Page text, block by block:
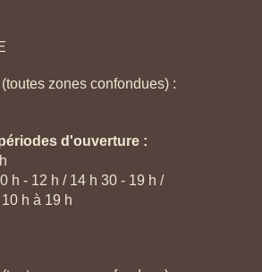
zones confondues) :
d'ouverture :
h - 12 h / 14 h 30 - 19 h /
h à 19 h